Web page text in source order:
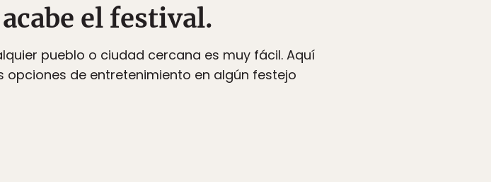
el festival.
pueblo o ciudad cercana es muy fácil. Aquí
de entretenimiento en algún festejo